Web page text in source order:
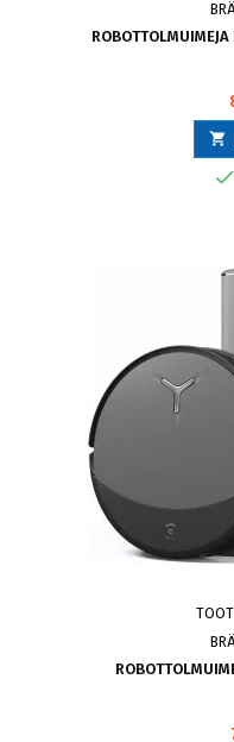
ROBOTTOLMUIMEJA

